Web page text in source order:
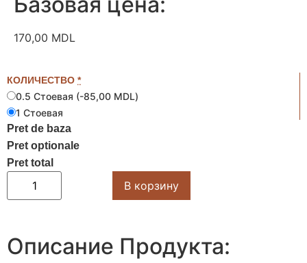
170,00 MDL
КОЛИЧЕСТВО *
0.5 Стоевая (-85,00 MDL)
1 Стоевая
Pret de baza
Pret optionale
Pret total
В корзину
Описание Продукта: